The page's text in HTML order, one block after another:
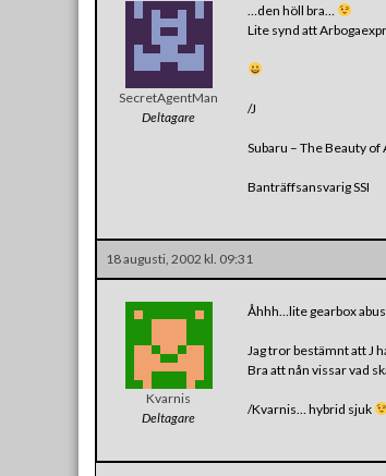
SecretAgentMan
Deltagare
…den höll bra…
Lite synd att
/J
Subaru – The Beauty
Banträffsansvarig SSI
18 augusti, 2002 kl. 09:31
Kvarnis
Deltagare
Åhhh…lite gearbox
Jag tror bestämnt att J
Bra att nån vissar vad
/Kvarnis… hybrid sjuk